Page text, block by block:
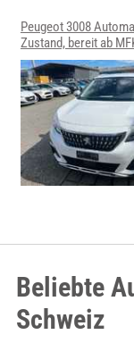
Peugeot 3008
Zustand, bereit ab
Beliebte
Schweiz